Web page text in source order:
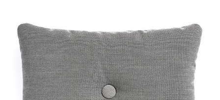
Fauteuils lounge
Chaises
Chaises cantilever
Chaises et Tabourets de bar